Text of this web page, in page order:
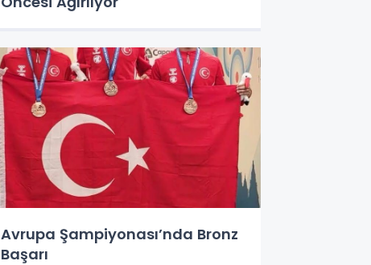
Avrupa Şampiyonası’nda Bronz
Başarı